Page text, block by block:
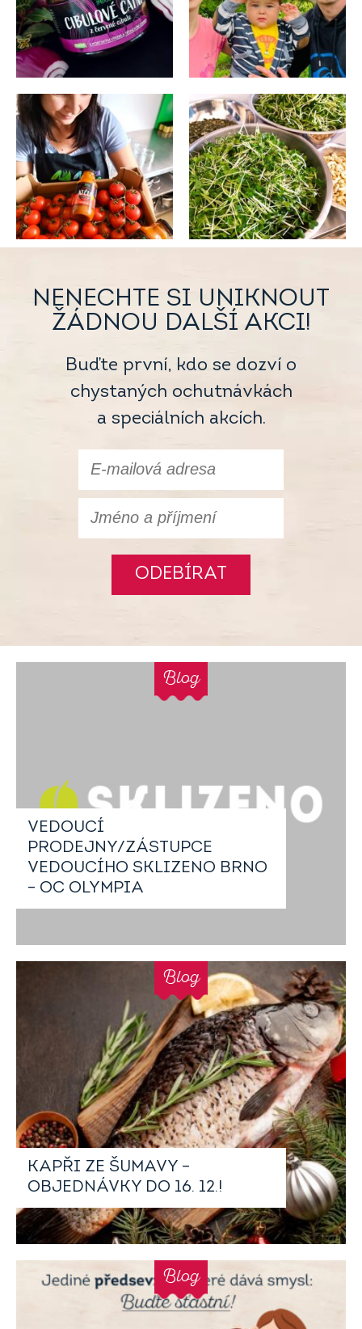
NENECHTE SI UNIKNOUT
ŽÁDNOU DALŠÍ AKCI!
Buďte první, kdo se dozví o
chystaných ochutnávkách
a speciálních akcích.
ODEBÍRAT
VEDOUCÍ
PRODEJNY/ZÁSTUPCE
VEDOUCÍHO SKLIZENO BRNO
– OC OLYMPIA
Blog
KAPŘI ZE ŠUMAVY –
OBJEDNÁVKY DO 16. 12.!
Blog
Blog